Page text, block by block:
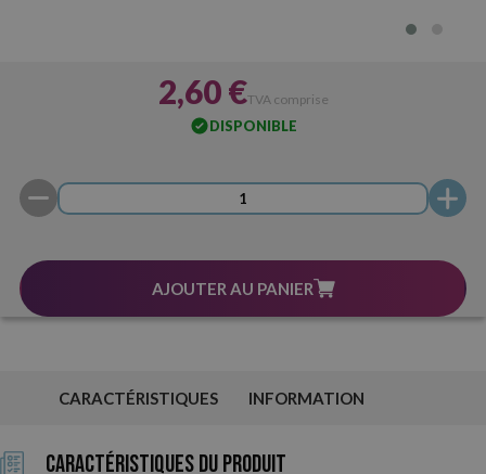
2,60 €TVA comprise
DISPONIBLE
AJOUTER AU PANIER
CARACTÉRISTIQUES INFORMATION
Caractéristiques du Produit